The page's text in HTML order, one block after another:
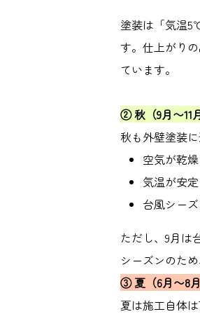
塗装は「気温
す。仕上がり
ています。
②秋（9月〜11
秋も外壁塗装に
空気が乾
気温が安
台風シー
ただし、 9月は
シーズンのた
③夏（6月〜8
夏は施工自体